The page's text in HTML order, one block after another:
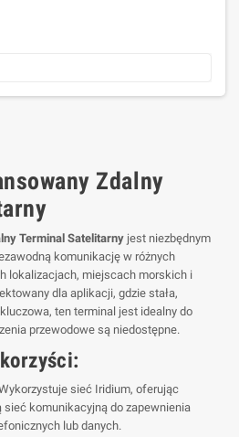
Zdalny
Terminal Satelitarny jest niezbędnym
komunikację w różnych
lokalizacjach, miejscach morskich i
dla aplikacji, gdzie stała,
ten terminal jest idealny do
przewodowe są niedostępne.
sieć Iridium, oferując
komunikacyjną do zapewnienia
lub danych.